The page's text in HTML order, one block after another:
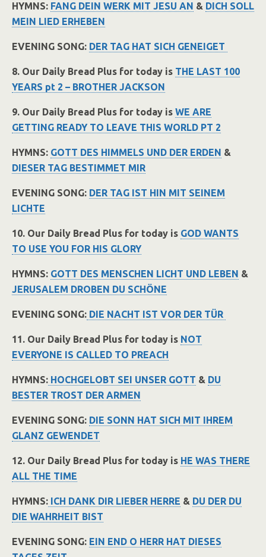
HYMNS: FANG DEIN WERK MIT JESU AN & DICH SOLL
MEIN LIED ERHEBEN
EVENING SONG: DER TAG HAT SICH GENEIGET
8. Our Daily Bread Plus for today is THE LAST 100
YEARS pt 2 – BROTHER JACKSON
9. Our Daily Bread Plus for today is WE ARE
GETTING READY TO LEAVE THIS WORLD PT 2
HYMNS: GOTT DES HIMMELS UND DER ERDEN &
DIESER TAG BESTIMMET MIR
EVENING SONG: DER TAG IST HIN MIT SEINEM
LICHTE
10. Our Daily Bread Plus for today is GOD WANTS
TO USE YOU FOR HIS GLORY
HYMNS: GOTT DES MENSCHEN LICHT UND LEBEN &
JERUSALEM DROBEN DU SCHÖNE
EVENING SONG: DIE NACHT IST VOR DER TÜR
11. Our Daily Bread Plus for today is NOT
EVERYONE IS CALLED TO PREACH
HYMNS: HOCHGELOBT SEI UNSER GOTT & DU
BESTER TROST DER ARMEN
EVENING SONG: DIE SONN HAT SICH MIT IHREM
GLANZ GEWENDET
12. Our Daily Bread Plus for today is HE WAS THERE
ALL THE TIME
HYMNS: ICH DANK DIR LIEBER HERRE & DU DER DU
DIE WAHRHEIT BIST
EVENING SONG: EIN END O HERR HAT DIESES